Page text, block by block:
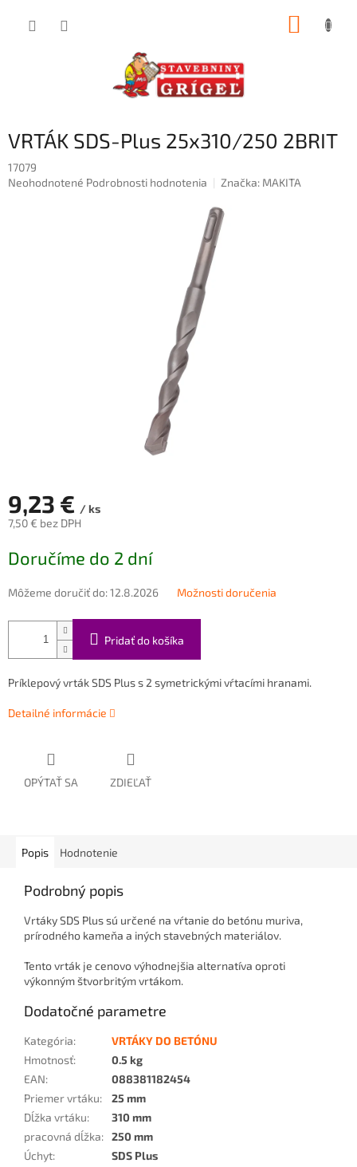
VRTÁK SDS-Plus 25x310/250 2BRIT
17079
Priemerné
Neohodnotené Podrobnosti hodnotenia Značka: MAKITA
9,23 € / ks
7,50 € bez DPH
cena:
Doručíme do 2 dní
Môžeme doručiť do:12.8.2026 Možnosti doručenia
Pridať do košíka
Príklepový vrtákSDS Plus s 2 symetrickými vŕtacími hranami.
Detailné informácie
OPÝTAŤ SA ZDIEĽAŤ
Popis Hodnotenie
Podrobný popis
Vrtáky SDS Plus sú určené na vŕtanie do betónu muriva,
prírodného kameňa a iných stavebných materiálov.
Tento vrták je cenovo výhodnejšia alternatíva oproti
výkonným štvorbritým vrtákom.
Dodatočné parametre
Kategória:
VRTÁKY DO BETÓNU
Hmotnosť:
0.5 kg
EAN:
088381182454
Priemer vrtáku:
25 mm
Dĺžka vrtáku:
310 mm
pracovná dĺžka: 250 mm
Úchyt:
SDS Plus